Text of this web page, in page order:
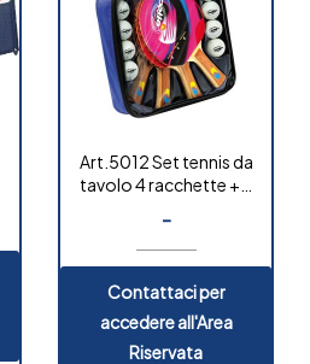
Art.5012 Set tennis da
tavolo 4 racchette + 8
-
Contattaci per
accedere all'Area
Riservata